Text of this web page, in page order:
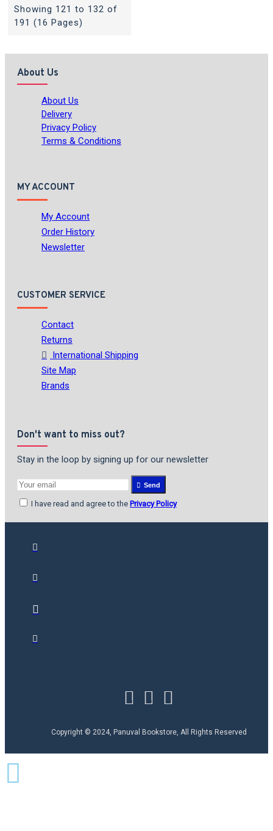
Showing 121 to 132 of
191 (16 Pages)
About Us
About Us
Delivery
Privacy Policy
Terms & Conditions
MY ACCOUNT
My Account
Order History
Newsletter
CUSTOMER SERVICE
Contact
Returns
International Shipping
Site Map
Brands
Don't want to miss out?
Stay in the loop by signing up for our newsletter
Send
I have read and agree to the Privacy Policy
Copyright © 2024, Panuval Bookstore, All Rights Reserved